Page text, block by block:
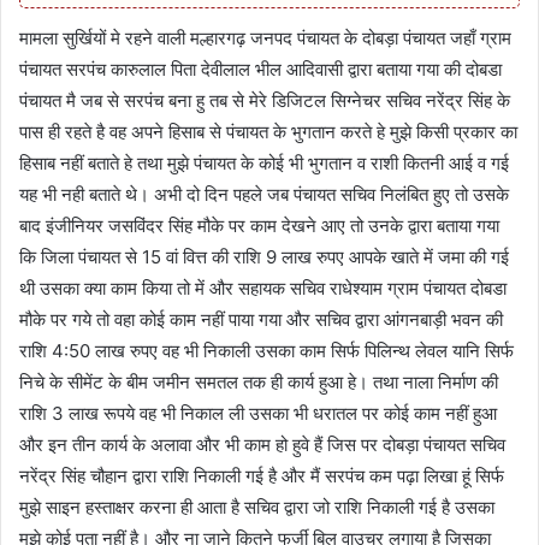
मामला सुर्खियों मे रहने वाली मल्हारगढ़ जनपद पंचायत के दोबड़ा पंचायत जहाँ ग्राम
पंचायत सरपंच कारुलाल पिता देवीलाल भील आदिवासी द्वारा बताया गया की दोबडा
पंचायत मै जब से सरपंच बना हु तब से मेरे डिजिटल सिग्नेचर सचिव नरेंद्र सिंह के
पास ही रहते है वह अपने हिसाब से पंचायत के भुगतान करते हे मुझे किसी प्रकार का
हिसाब नहीं बताते हे तथा मुझे पंचायत के कोई भी भुगतान व राशी कितनी आई व गई
यह भी नही बताते थे। अभी दो दिन पहले जब पंचायत सचिव निलंबित हुए तो उसके
बाद इंजीनियर जसविंदर सिंह मौके पर काम देखने आए तो उनके द्वारा बताया गया
कि जिला पंचायत से 15 वां वित्त की राशि 9 लाख रुपए आपके खाते में जमा की गई
थी उसका क्या काम किया तो में और सहायक सचिव राधेश्याम ग्राम पंचायत दोबडा
मौके पर गये तो वहा कोई काम नहीं पाया गया और सचिव द्वारा आंगनबाड़ी भवन की
राशि 4:50 लाख रुपए वह भी निकाली उसका काम सिर्फ पिलिन्थ लेवल यानि सिर्फ
निचे के सीमेंट के बीम जमीन समतल तक ही कार्य हुआ हे। तथा नाला निर्माण की
राशि 3 लाख रूपये वह भी निकाल ली उसका भी धरातल पर कोई काम नहीं हुआ
और इन तीन कार्य के अलावा और भी काम हो हुवे हैं जिस पर दोबड़ा पंचायत सचिव
नरेंद्र सिंह चौहान द्वारा राशि निकाली गई है और मैं सरपंच कम पढ़ा लिखा हूं सिर्फ
मुझे साइन हस्ताक्षर करना ही आता है सचिव द्वारा जो राशि निकाली गई है उसका
मुझे कोई पता नहीं है। और ना जाने कितने फर्जी बिल वाउचर लगाया है जिसका